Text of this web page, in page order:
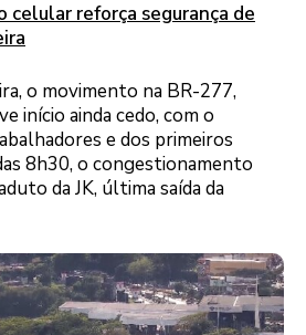
celular reforça segurança de
o movimento na BR-277,
início ainda cedo, com o
e dos primeiros
8h30, o congestionamento
da JK, última saída da